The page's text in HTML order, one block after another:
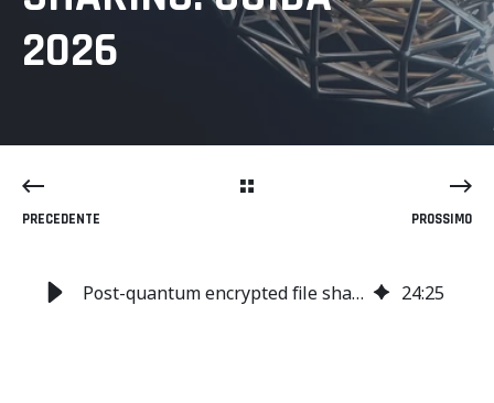
2026
PRECEDENTE PROSSIMO
Post-quantum encrypted file sharing: guida 2026 24:25